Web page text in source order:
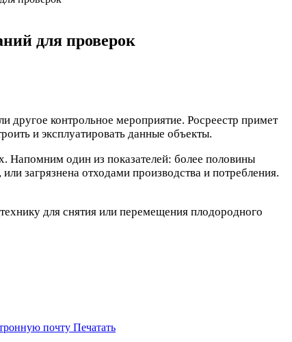
для проверок
другое контрольное мероприятие. Росреестр примет
и эксплуатировать данные объекты.
Напомним один из показателей: более половины
загрязнена отходами производства и потребления.
для снятия или перемещения плодородного
почту Печатать